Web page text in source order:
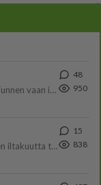
Olen säälittävä, mitä tulee sinun kohtaamiseen. Tunnen vaan itseni todella epävarmaksi sun kanssa. Jos minun olisi pitän
48
950
Poliisin mukaan nuori oli lähes täysi-ikäinen. Ennen iltakuutta tulleen ilmoituksen mukaan ihminen oli joutunut mahdoll
15
838